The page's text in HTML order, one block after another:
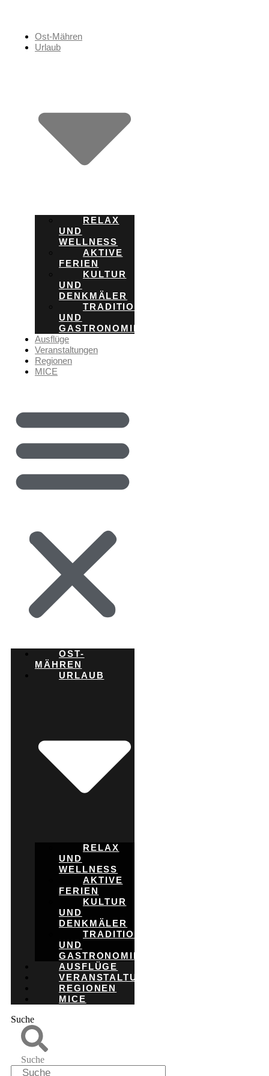
Ost-Mähren
Urlaub
RELAX
UND
WELLNESS
AKTIVE
FERIEN
KULTUR
UND
DENKMÄLER
TRADITION
UND
GASTRONOMIE
Ausflüge
Veranstaltungen
Regionen
MICE
OST-
MÄHREN
URLAUB
RELAX
UND
WELLNESS
AKTIVE
FERIEN
KULTUR
UND
DENKMÄLER
TRADITION
UND
GASTRONOMIE
AUSFLÜGE
VERANSTALTUNGEN
REGIONEN
MICE
Suche
Suche